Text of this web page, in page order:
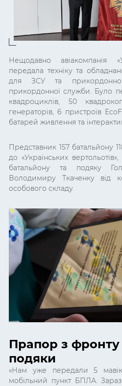
Нещодавно авіакомпанія
передала техніку та
для ЗСУ та
прикордонної служби. Було
квадроциклів, 50
генераторів, 6 пристроїв
батарей живлення та
Представник 157 батальйону
до «Українських
батальйону та подяку
Володимиру Ткаченку від
особового складу.
Прапор з фронту
подяки
«Нам уже передали 5
мобільний пункт БПЛА.